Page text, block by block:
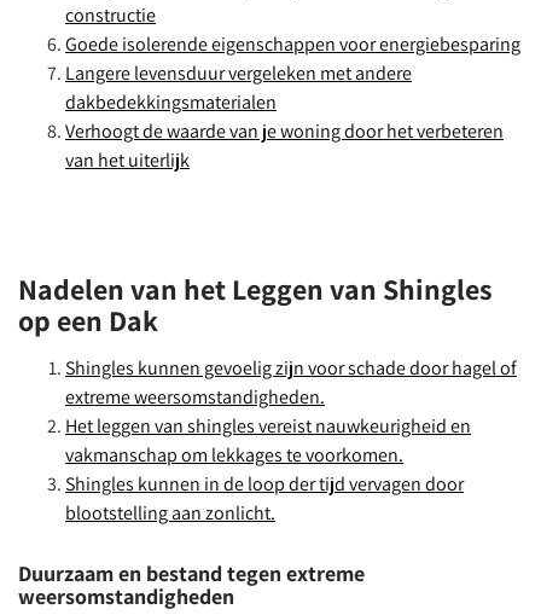
constructie
Goede isolerende eigenschappen voor energiebesparing
Langere levensduur vergeleken met andere
dakbedekkingsmaterialen
Verhoogt de waarde van je woning door het verbeteren
van het uiterlijk
Nadelen van het Leggen van Shingles
op een Dak
Shingles kunnen gevoelig zijn voor schade door hagel of
extreme weersomstandigheden.
Het leggen van shingles vereist nauwkeurigheid en
vakmanschap om lekkages te voorkomen.
Shingles kunnen in de loop der tijd vervagen door
blootstelling aan zonlicht.
Duurzaam en bestand tegen extreme
weersomstandigheden